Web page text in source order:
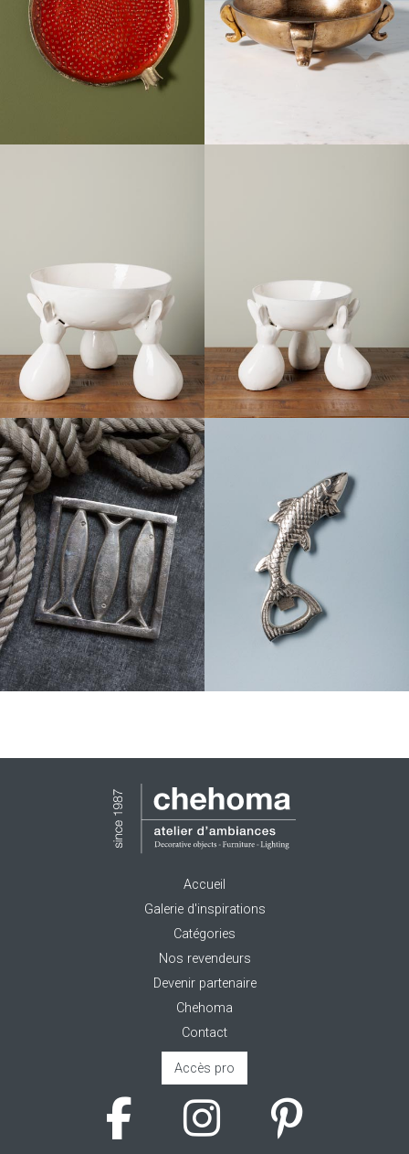
Accueil
Galerie d'inspirations
Catégories
Nos revendeurs
Devenir partenaire
Chehoma
Contact
Accès pro